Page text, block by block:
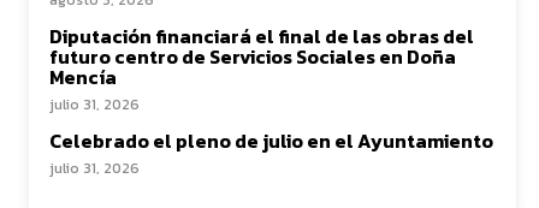
Diputación financiará el final de las obras del
futuro centro de Servicios Sociales en Doña
Mencía
julio 31, 2026
Celebrado el pleno de julio en el Ayuntamiento
julio 31, 2026